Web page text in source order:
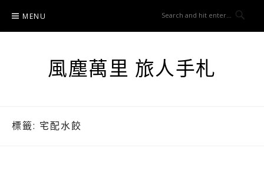
content
MENU
風塵萬里 旅人手札
標籤: 宅配水餃